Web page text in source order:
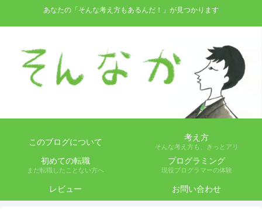
あなたの「そんな考え方もあるんだ！」が見つかります
このブログについて 考え方
そんな考え方も、きっとアリ
初めての転職
まだ転職したことない方へ
プログラミング
現役プログラマーの体験
レビュー お問い合わせ